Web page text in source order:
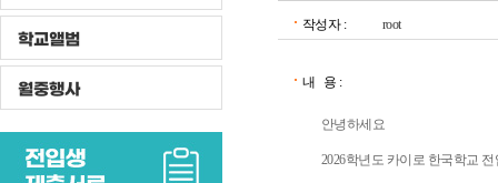
학교앨범
월중행사
작성자 : root
내 용 :
안녕하세요
2026학년도 카이로 한국학교